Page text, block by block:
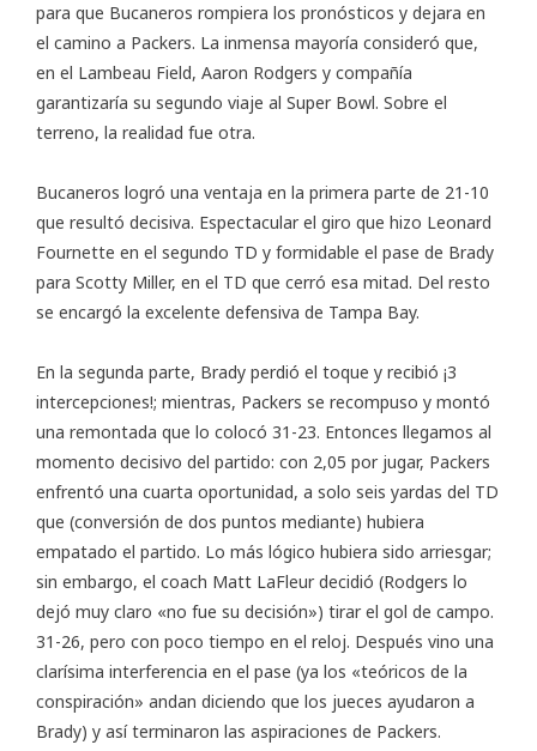
para que Bucaneros rompiera los pronósticos y dejara en
el camino a Packers. La inmensa mayoría consideró que,
en el Lambeau Field, Aaron Rodgers y compañía
garantizaría su segundo viaje al Super Bowl. Sobre el
terreno, la realidad fue otra.
Bucaneros logró una ventaja en la primera parte de 21-10
que resultó decisiva. Espectacular el giro que hizo Leonard
Fournette en el segundo TD y formidable el pase de Brady
para Scotty Miller, en el TD que cerró esa mitad. Del resto
se encargó la excelente defensiva de Tampa Bay.
En la segunda parte, Brady perdió el toque y recibió ¡3
intercepciones!; mientras, Packers se recompuso y montó
una remontada que lo colocó 31-23. Entonces llegamos al
momento decisivo del partido: con 2,05 por jugar, Packers
enfrentó una cuarta oportunidad, a solo seis yardas del TD
que (conversión de dos puntos mediante) hubiera
empatado el partido. Lo más lógico hubiera sido arriesgar;
sin embargo, el coach Matt LaFleur decidió (Rodgers lo
dejó muy claro «no fue su decisión») tirar el gol de campo.
31-26, pero con poco tiempo en el reloj. Después vino una
clarísima interferencia en el pase (ya los «teóricos de la
conspiración» andan diciendo que los jueces ayudaron a
Brady) y así terminaron las aspiraciones de Packers.